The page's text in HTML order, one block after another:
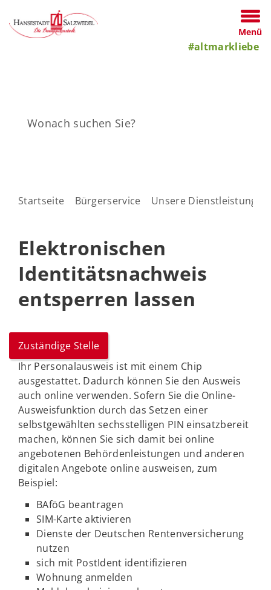
Menü
#altmarkliebe
Startseite Bürgerservice Unsere Dienstleistungen
Elektronischen
Identitätsnachweis
entsperren lassen
Zuständige Stelle
Ihr Personalausweis ist mit einem Chip
ausgestattet. Dadurch können Sie den Ausweis
auch online verwenden. Sofern Sie die Online-
Ausweisfunktion durch das Setzen einer
selbstgewählten sechsstelligen PIN einsatzbereit
machen, können Sie sich damit bei online
angebotenen Behördenleistungen und anderen
digitalen Angebote online ausweisen, zum
Beispiel:
BAföG beantragen
SIM-Karte aktivieren
Dienste der Deutschen Rentenversicherung
nutzen
sich mit PostIdent identifizieren
Wohnung anmelden